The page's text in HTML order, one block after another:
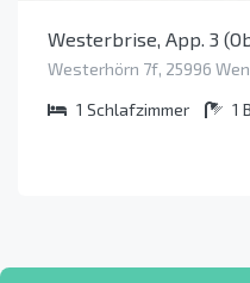
Westerbrise, App. 3
Westerhörn 7f, 25996
1 Schlafzimmer 1